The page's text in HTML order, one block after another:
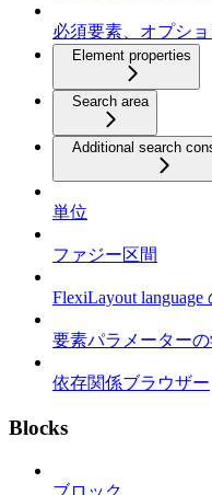
必須要素、オプシ
Element properties
Search area
Additional search
単位
ファジー区間
FlexiLayout
要素パラメーター
依存関係ブラウザー
Blocks
ブロック